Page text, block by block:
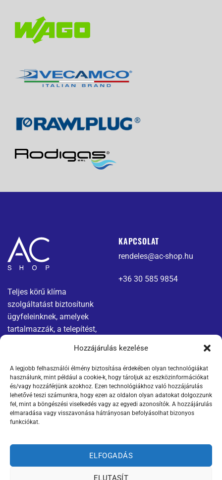
Hozzájárulás kezelése
A legjobb felhasználói élmény biztosítása érdekében olyan technológiákat
használunk, mint például a cookie-k, hogy tároljuk az eszközinformációkat
és/vagy hozzáférjünk azokhoz. Ezen technológiákhoz való hozzájárulás
lehetővé teszi számunkra, hogy ezen az oldalon olyan adatokat dolgozzunk
fel, mint a böngészési viselkedés vagy az egyedi azonosítók. A hozzájárulás
elmaradása vagy visszavonása hátrányosan befolyásolhat bizonyos
funkciókat.
ELFOGADÁS
ELUTASÍT
Teljes körű klíma
szolgáltatást biztosítunk
ügyfeleinknek, amelyek
tartalmazzák, a telepítést,
KAPCSOLAT
rendeles@ac-shop.hu
+36 30 585 9854
Menü
Kapcsolat
Termékek
Jogi nyilatkozatok
Adatvédelmi tájékoztató
ÁSZF